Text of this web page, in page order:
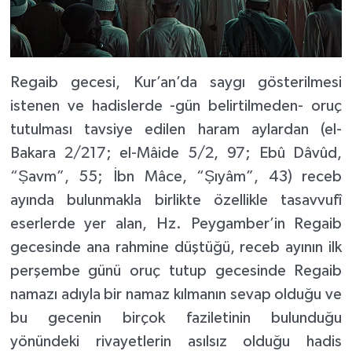
Regaib gecesi, Kur’an’da saygı gösterilmesi
istenen ve hadislerde -gün belirtilmeden- oruç
tutulması tavsiye edilen haram aylardan (el-
Bakara 2/217; el-Mâide 5/2, 97; Ebû Dâvûd,
“Ṣavm”, 55; İbn Mâce, “Ṣıyâm”, 43) receb
ayında bulunmakla birlikte özellikle tasavvufî
eserlerde yer alan, Hz. Peygamber’in Regaib
gecesinde ana rahmine düştüğü, receb ayının ilk
perşembe günü oruç tutup gecesinde Regaib
namazı adıyla bir namaz kılmanın sevap olduğu ve
bu gecenin birçok faziletinin bulunduğu
yönündeki rivayetlerin asılsız olduğu hadis